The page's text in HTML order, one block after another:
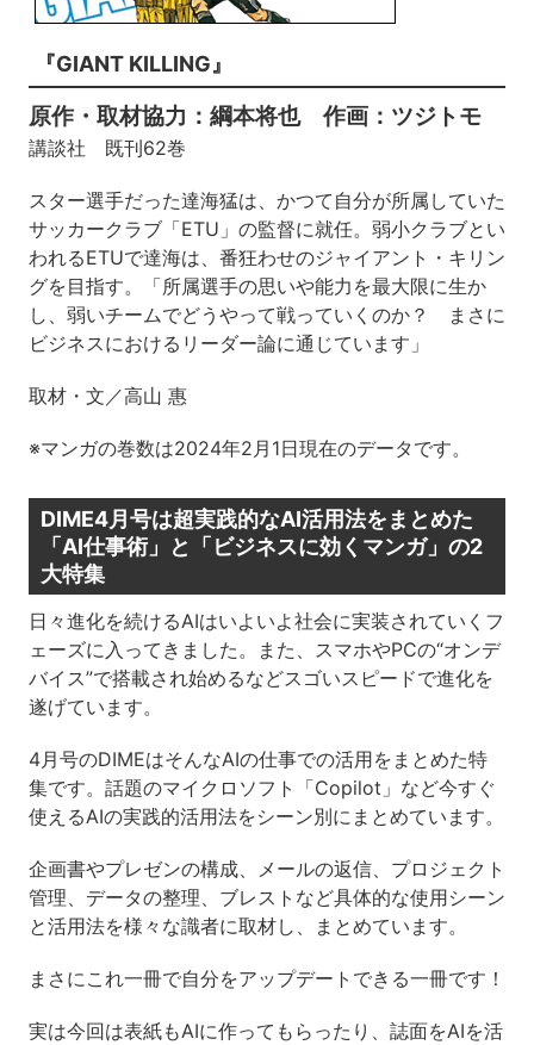
『GIANT KILLING』
原作・取材協力：綱本将也 作画：ツジトモ
講談社 既刊62巻
スター選手だった達海猛は、かつて自分が所属していた
サッカークラブ「ETU」の監督に就任。弱小クラブとい
われるETUで達海は、番狂わせのジャイアント・キリン
グを目指す。「所属選手の思いや能力を最大限に生か
し、弱いチームでどうやって戦っていくのか？ まさに
ビジネスにおけるリーダー論に通じています」
取材・文／高山 惠
※マンガの巻数は2024年2月1日現在のデータです。
DIME4月号は超実践的なAI活用法をまとめた
「AI仕事術」と「ビジネスに効くマンガ」の2
大特集
日々進化を続けるAIはいよいよ社会に実装されていくフ
ェーズに入ってきました。また、スマホやPCの“オンデ
バイス”で搭載され始めるなどスゴいスピードで進化を
遂げています。
4月号のDIMEはそんなAIの仕事での活用をまとめた特
集です。 話題のマイクロソフト「Copilot」など今すぐ
使えるAIの実践的活用法をシーン別にまとめています。
企画書やプレゼンの構成、メールの返信、プロジェクト
管理、データの整理、ブレストなど具体的な使用シーン
と活用法を様々な識者に取材し、まとめています。
まさにこれ一冊で自分をアップデートできる一冊です！
実は今回は表紙もAIに作ってもらったり、誌面をAIを活